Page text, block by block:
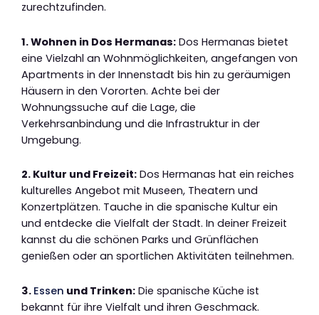
zurechtzufinden.
1. Wohnen in Dos Hermanas: Dos Hermanas bietet
eine Vielzahl an Wohnmöglichkeiten, angefangen von
Apartments in der Innenstadt bis hin zu geräumigen
Häusern in den Vororten. Achte bei der
Wohnungssuche auf die Lage, die
Verkehrsanbindung und die Infrastruktur in der
Umgebung.
2. Kultur und Freizeit: Dos Hermanas hat ein reiches
kulturelles Angebot mit Museen, Theatern und
Konzertplätzen. Tauche in die spanische Kultur ein
und entdecke die Vielfalt der Stadt. In deiner Freizeit
kannst du die schönen Parks und Grünflächen
genießen oder an sportlichen Aktivitäten teilnehmen.
3. Essen und Trinken: Die spanische Küche ist
bekannt für ihre Vielfalt und ihren Geschmack.